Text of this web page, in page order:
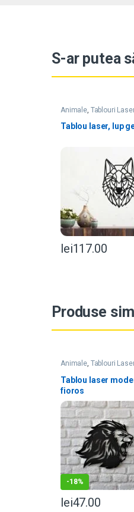
S-ar putea
Animale Tablouri
Tablou laser, lup
lei117.00
Produse
Animale, Tablouri
Tablou laser
fioros
-18%
lei47.00